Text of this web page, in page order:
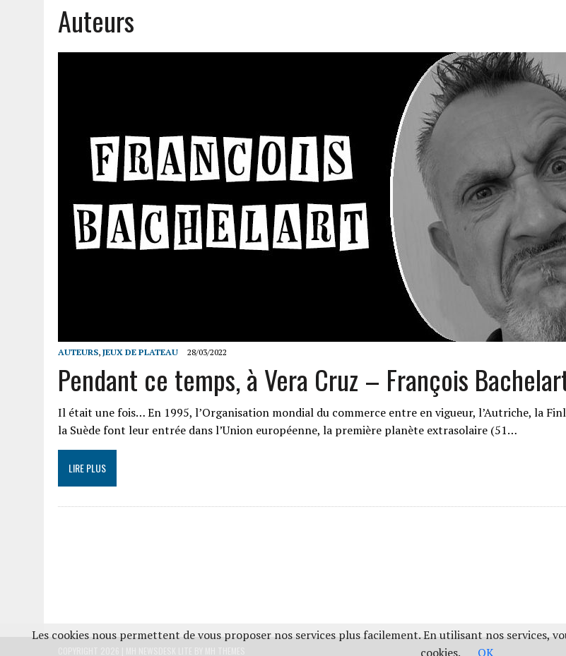
Auteurs
AUTEURS, JEUX DE PLATEAU 28/03/2022
Pendant ce temps, à Vera Cruz – François
Il était une fois… En 1995, l’Organisation mondial du commerce entre en vigueur, l’Autriche, la
la Suède font leur entrée dans l’Union européenne, la première planète extrasolaire (51…
LIRE PLUS
Les cookies nous permettent de vous proposer nos services plus facilement. En utilisant nos services,
cookies.
OK